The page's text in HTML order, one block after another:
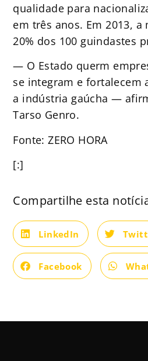
qualidade para
em três anos. Em 2013,
20% dos 100 guindastes
— O Estado querm
se integram e fortalecem
a indústria gaúcha —
Tarso Genro.
Fonte: ZERO HORA
[:]
Compartilhe esta
LinkedIn
Facebook